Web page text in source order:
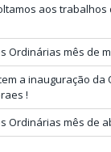
aos trabalhos
Ordinárias mês de
a inauguração da
!
Ordinárias mês de